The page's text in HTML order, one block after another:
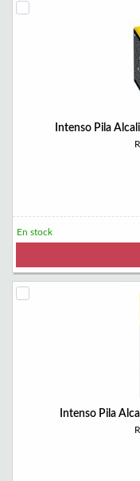
Intenso Pila
En stock
Intenso Pila